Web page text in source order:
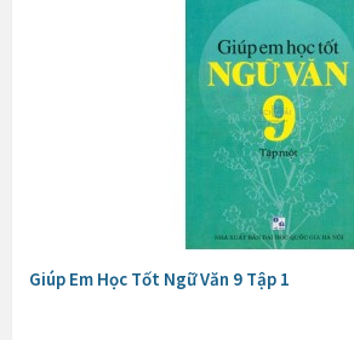
Giúp Em Học Tốt Ngữ Văn 9 Tập 1